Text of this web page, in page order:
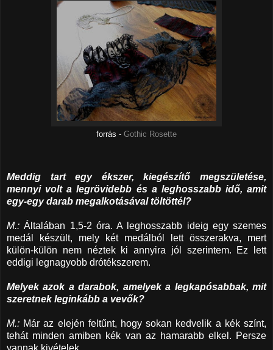
forrás - Gothic Rosette
Meddig tart egy ékszer, kiegészítő megszületése,
mennyi volt a legrövidebb és a leghosszabb idő, amit
egy-egy darab megalkotásával töltöttél?
M.:Általában 1,5-2 óra. A leghosszabb ideig egy szemes
medál készült, mely két medálból lett összerakva, mert
külön-külön nem néztek ki annyira jól szerintem. Ez lett
eddigi legnagyobb drótékszerem.
Melyek azok a darabok, amelyek a legkapósabbak, mit
szeretnek leginkább a vevők?
M.: Már az elején feltűnt, hogy sokan kedvelik a kék színt,
tehát minden amiben kék van az hamarabb elkel. Persze